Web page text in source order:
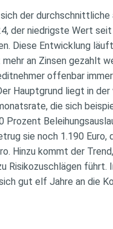
der
der niedrigste Wert
Diese Entwicklung
an Zinsen gezahlt
offenbar
Hauptgrund liegt in
die sich
Prozent
sie noch 1.190
Hinzu kommt der
Risikozuschlägen
gut elf Jahre an die